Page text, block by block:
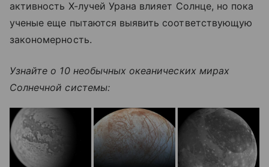
активность X-лучей Урана влияет Солнце, но пока
ученые еще пытаются выявить соответствующую
закономерность.
Узнайте о 10 необычных океанических мирах
Солнечной системы: